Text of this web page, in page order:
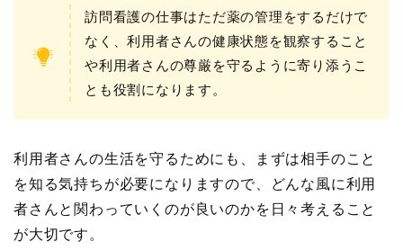
訪問看護の仕事はただ薬の管理をするだけで
なく、利用者さんの健康状態を観察すること
や利用者さんの尊厳を守るように寄り添うこ
とも役割になります。
利用者さんの生活を守るためにも、まずは相手のこと
を知る気持ちが必要になりますので、どんな風に利用
者さんと関わっていくのが良いのかを日々考えること
が大切です。